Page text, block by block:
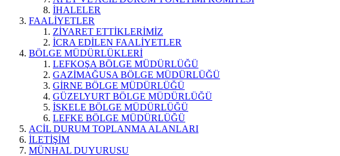
İHALELER
FAALİYETLER
ZİYARET ETTİKLERİMİZ
İCRA EDİLEN FAALİYETLER
BÖLGE MÜDÜRLÜKLERİ
LEFKOŞA BÖLGE MÜDÜRLÜĞÜ
GAZİMAĞUSA BÖLGE MÜDÜRLÜĞÜ
GİRNE BÖLGE MÜDÜRLÜĞÜ
GÜZELYURT BÖLGE MÜDÜRLÜĞÜ
İSKELE BÖLGE MÜDÜRLÜĞÜ
LEFKE BÖLGE MÜDÜRLÜĞÜ
ACİL DURUM TOPLANMA ALANLARI
İLETİŞİM
MÜNHAL DUYURUSU